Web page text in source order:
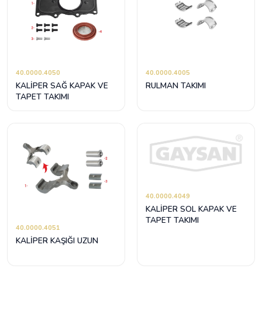
40.0000.4050
KALİPER SAĞ KAPAK VE
TAPET TAKIMI
40.0000.4005
RULMAN TAKIMI
40.0000.4051
KALİPER KAŞIĞI UZUN
40.0000.4049
KALİPER SOL KAPAK VE
TAPET TAKIMI